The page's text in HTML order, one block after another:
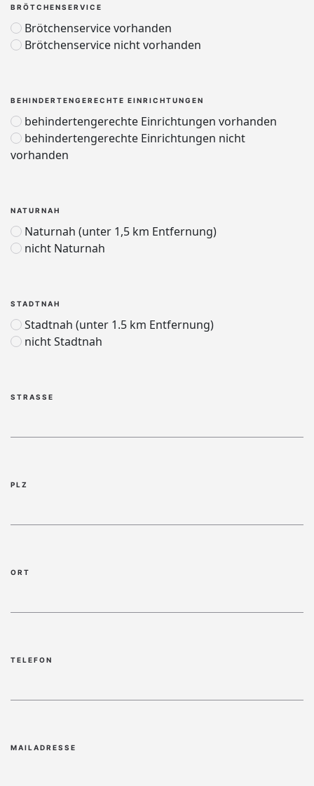
BRÖTCHENSERVICE
Brötchenservice vorhanden
Brötchenservice nicht vorhanden
BEHINDERTENGERECHTE EINRICHTUNGEN
behindertengerechte Einrichtungen vorhanden
behindertengerechte Einrichtungen nicht
vorhanden
NATURNAH
Naturnah (unter 1,5 km Entfernung)
nicht Naturnah
STADTNAH
Stadtnah (unter 1.5 km Entfernung)
nicht Stadtnah
STRASSE
PLZ
ORT
TELEFON
MAILADRESSE